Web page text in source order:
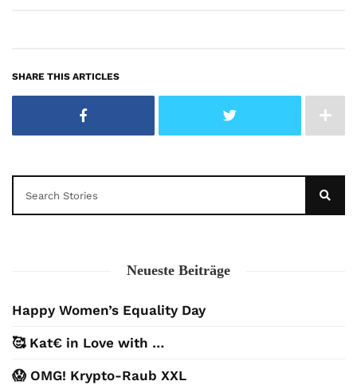
SHARE THIS ARTICLES
Neueste Beiträge
Happy Women’s Equality Day
🥰 Kat€ in Love with …
😱 OMG! Krypto-Raub XXL